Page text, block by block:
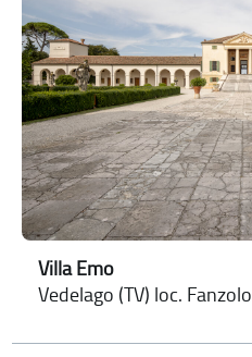
Villa Emo
Vedelago (TV) loc. Fanzolo